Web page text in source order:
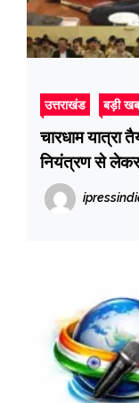
उत्तराखंड बड़ी
चारधाम यात्रा
नियंत्रण से लेकर
व्यापक दिशा-निर्देश